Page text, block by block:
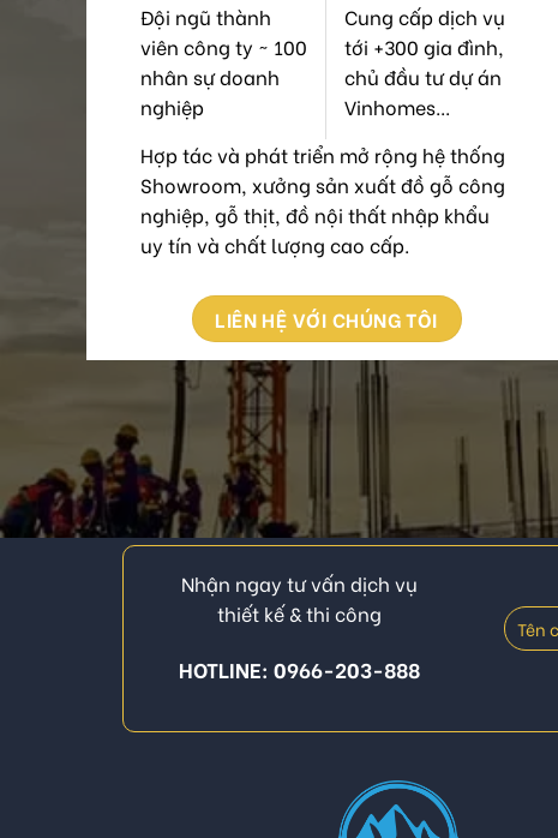
Đội ngũ thành
viên công ty ~ 100
nhân sự doanh
nghiệp
Cung cấp dịch vụ
tới +300 gia đình,
chủ đầu tư dự án
Vinhomes...
Hợp tác và phát triển mở rộng hệ thống
Showroom, xưởng sản xuất đồ gỗ công
nghiệp, gỗ thịt, đồ nội thất nhập khẩu
uy tín và chất lượng cao cấp.
LIÊN HỆ VỚI CHÚNG TÔI
Nhận ngay tư vấn dịch vụ
thiết kế & thi công
HOTLINE: 0966-203-888